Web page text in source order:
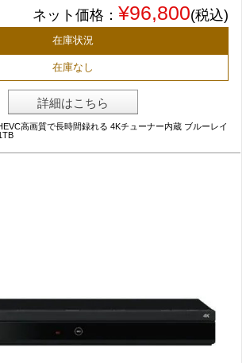
ネット価格： ¥96,800(税込)
在庫状況
在庫なし
詳細はこちら
高画質で長時間録れる 4Kチューナー内蔵 ブルーレイ